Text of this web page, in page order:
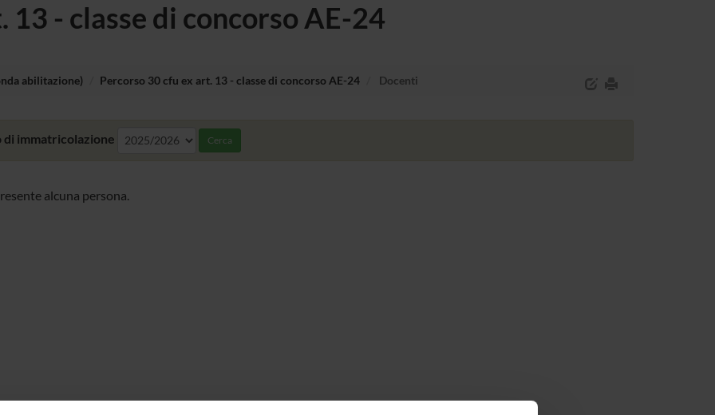
13 - classe di concorso AE-24
abilitazione) Percorso 30 cfu ex art. 13 - classe di concorso AE-24 Docenti
di immatricolazione Cerca
alcuna persona.